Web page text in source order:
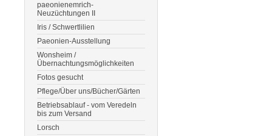
paeonienemrich-
Neuzüchtungen II
Iris / Schwertlilien
Paeonien-Ausstellung
Wonsheim /
Übernachtungsmöglichkeiten
Fotos gesucht
Pflege/Über uns/Bücher/Gärten
Betriebsablauf - vom Veredeln
bis zum Versand
Lorsch